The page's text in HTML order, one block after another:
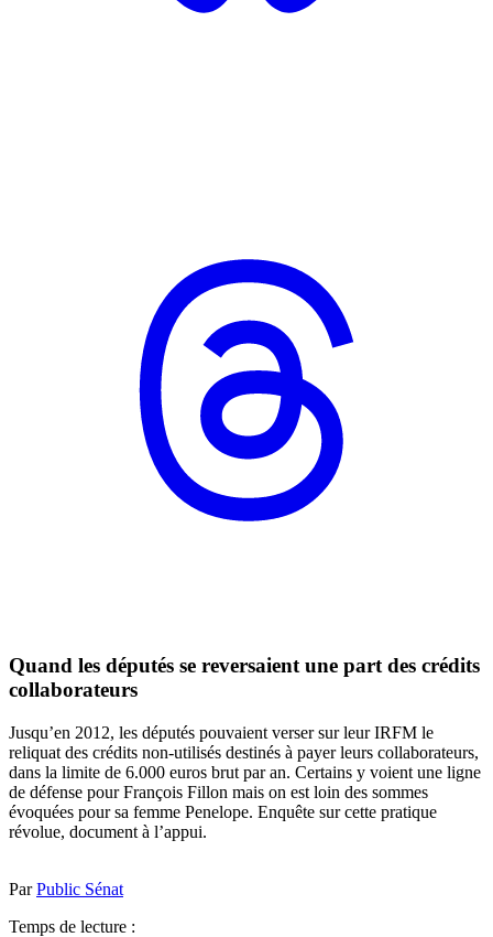
Quand les députés se reversaient une part des crédits
collaborateurs
Jusqu’en 2012, les députés pouvaient verser sur leur IRFM le
reliquat des crédits non-utilisés destinés à payer leurs collaborateurs,
dans la limite de 6.000 euros brut par an. Certains y voient une ligne
de défense pour François Fillon mais on est loin des sommes
évoquées pour sa femme Penelope. Enquête sur cette pratique
révolue, document à l’appui.
ParPublic Sénat
Temps de lecture :